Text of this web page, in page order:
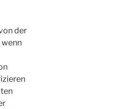
der
wenn